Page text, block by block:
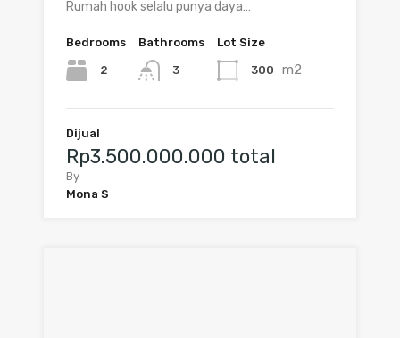
Rumah hook selalu punya daya…
Bedrooms
2
Bathrooms
3
Lot Size
300 m2
Dijual
Rp3.500.000.000 total
By
Mona S